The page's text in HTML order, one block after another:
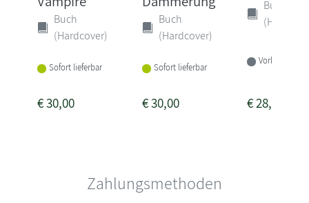
Buch
(Hardcover)
Sofort lieferbar
€30,00
Buch
(Hardcover)
Sofort lieferbar
€30,00
Buch
Vorbestellbar
€28,00
Zahlungsmethoden